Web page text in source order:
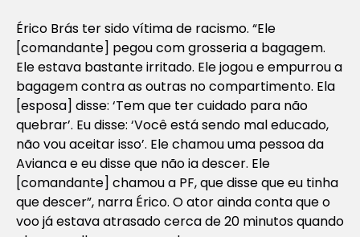
Érico Brás ter sido vítima de racismo. “Ele
[comandante] pegou com grosseria a bagagem.
Ele estava bastante irritado. Ele jogou e empurrou a
bagagem contra as outras no compartimento. Ela
[esposa] disse: ‘Tem que ter cuidado para não
quebrar’. Eu disse: ‘Você está sendo mal educado,
não vou aceitar isso’. Ele chamou uma pessoa da
Avianca e eu disse que não ia descer. Ele
[comandante] chamou a PF, que disse que eu tinha
que descer”, narra Érico. O ator ainda conta que o
voo já estava atrasado cerca de 20 minutos quando